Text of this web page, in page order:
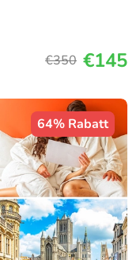
€350 €145
64% Rabatt